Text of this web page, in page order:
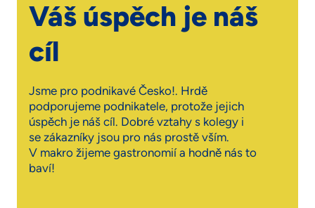
Váš úspěch je náš
cíl
Jsme pro podnikavé Česko!. Hrdě
podporujeme podnikatele, protože jejich
úspěch je náš cíl. Dobré vztahy s kolegy i
se zákazníky jsou pro nás prostě vším.
V makro žijeme gastronomií a hodně nás to
baví!